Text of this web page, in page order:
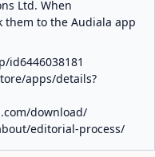
Ltd. When
them to the Audiala app
id6446038181
apps/details?
download/
editorial-process/